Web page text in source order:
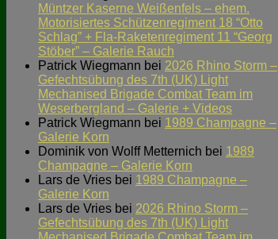
Müntzer Kaserne Weißenfels – ehem.
Motorisiertes Schützenregiment 18 “Otto
Schlag” + Fla-Raketenregiment 11 “Georg
Stöber” – Galerie Rauch
Patrick Wiegmann bei 2026 Rhino Storm –
Gefechtsübung des 7th (UK) Light
Mechanised Brigade Combat Team im
Weserbergland – Galerie + Videos
Patrick Wiegmann bei 1989 Champagne –
Galerie Korn
Dominik von Wolff Metternich bei 1989
Champagne – Galerie Korn
Lars de Vries bei 1989 Champagne –
Galerie Korn
Lars de Vries bei 2026 Rhino Storm –
Gefechtsübung des 7th (UK) Light